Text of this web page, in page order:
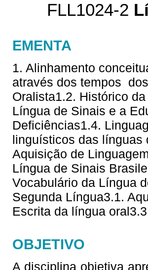
FLL1024-2
EMENTA
1. Alinhamento
através dos tempos 
Oralista1.2. Histórico
Língua de Sinais e a
Deficiências1.4.
linguísticos das línguas
Aquisição de
Língua de Sinais
Vocabulário da Língua
Segunda Língua3.1.
Escrita da língua
OBJETIVO
A disciplina objetiva